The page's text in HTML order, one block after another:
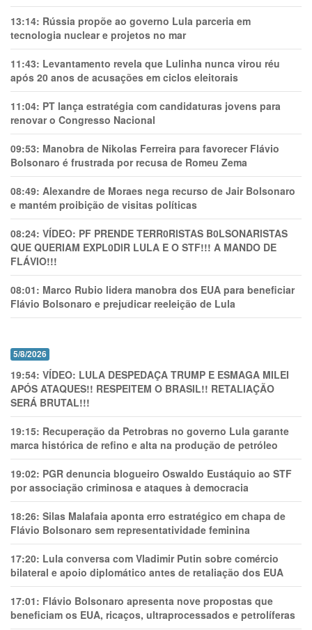
13:14: Rússia propõe ao governo Lula parceria em
tecnologia nuclear e projetos no mar
11:43: Levantamento revela que Lulinha nunca virou réu
após 20 anos de acusações em ciclos eleitorais
11:04: PT lança estratégia com candidaturas jovens para
renovar o Congresso Nacional
09:53: Manobra de Nikolas Ferreira para favorecer Flávio
Bolsonaro é frustrada por recusa de Romeu Zema
08:49: Alexandre de Moraes nega recurso de Jair Bolsonaro
e mantém proibição de visitas políticas
08:24: VÍDEO: PF PRENDE TERR0RlSTAS B0LSONARlSTAS
QUE QUERIAM EXPL0DlR LULA E O STF!!! A MANDO DE
FLÁVIO!!!
08:01: Marco Rubio lidera manobra dos EUA para beneficiar
Flávio Bolsonaro e prejudicar reeleição de Lula
5/8/2026
19:54: VÍDEO: LULA DESPEDAÇA TRUMP E ESMAGA MILEI
APÓS ATAQUES!! RESPEITEM O BRASIL!! RETALIAÇÃO
SERÁ BRUTAL!!!
19:15: Recuperação da Petrobras no governo Lula garante
marca histórica de refino e alta na produção de petróleo
19:02: PGR denuncia blogueiro Oswaldo Eustáquio ao STF
por associação criminosa e ataques à democracia
18:26: Silas Malafaia aponta erro estratégico em chapa de
Flávio Bolsonaro sem representatividade feminina
17:20: Lula conversa com Vladimir Putin sobre comércio
bilateral e apoio diplomático antes de retaliação dos EUA
17:01: Flávio Bolsonaro apresenta nove propostas que
beneficiam os EUA, ricaços, ultraprocessados e petrolíferas